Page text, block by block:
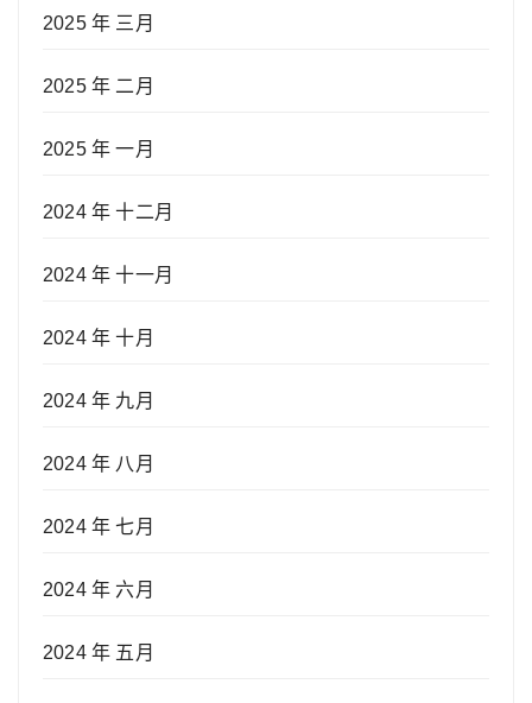
2025 年 三月
2025 年 二月
2025 年 一月
2024 年 十二月
2024 年 十一月
2024 年 十月
2024 年 九月
2024 年 八月
2024 年 七月
2024 年 六月
2024 年 五月